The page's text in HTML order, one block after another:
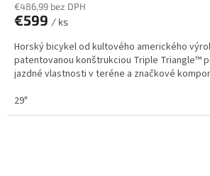
€486,99 bez DPH
€599 / ks
Horský bicykel od kultového amerického
patentovanou konštrukciou Triple Triangle™
jazdné vlastnosti v teréne a značkové
29"